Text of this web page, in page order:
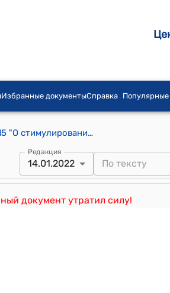
Избранные документыСправка
Постановление Правительства КР от 14 января 1995 года №15 "О стимулировании деятельности работников Национальной академии наук Кыргызской Республики"
Редакция
14.01.2022
документ утратил силу!